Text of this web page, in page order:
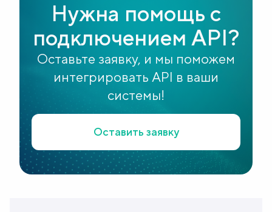
Нужна помощь с
подключением API?
Оставьте заявку, и мы поможем
интегрировать API в ваши
системы!
Оставить заявку